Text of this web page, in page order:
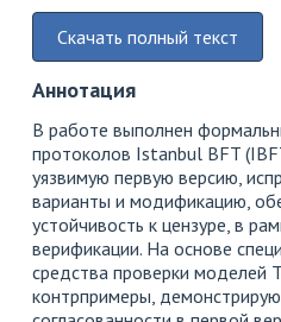
Скачать полный текст
Аннотация
В работе выполнен
протоколов Istanbul BFT
уязвимую первую версию,
варианты и модификацию,
устойчивость к цензуре, в
верификации. На основе
средства проверки моделей
контрпримеры,